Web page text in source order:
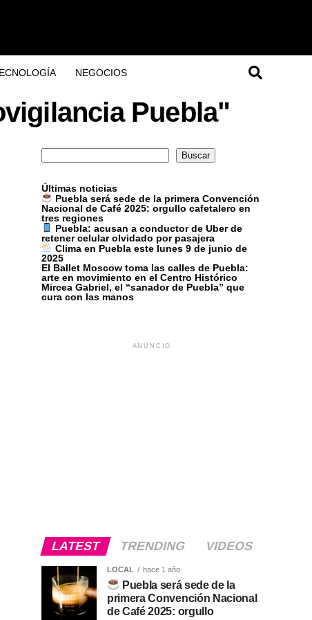
NEGOCIOS
Puebla"
Buscar Buscar
Últimas noticias
Puebla será sede de la primera Convención
Nacional de Café 2025: orgullo cafetalero en
tres regiones
Puebla: acusan a conductor de Uber de
retener celular olvidado por pasajera
Clima en Puebla este lunes 9 de junio de
2025
El Ballet Moscow toma las calles de Puebla:
arte en movimiento en el Centro Histórico
Mircea Gabriel, el “sanador de Puebla” que
cura con las manos
ANUNCIO
LATEST TRENDING VIDEOS
LOCAL hace 1 año
Puebla será sede de la
primera Convención Nacional
de Café 2025: orgullo